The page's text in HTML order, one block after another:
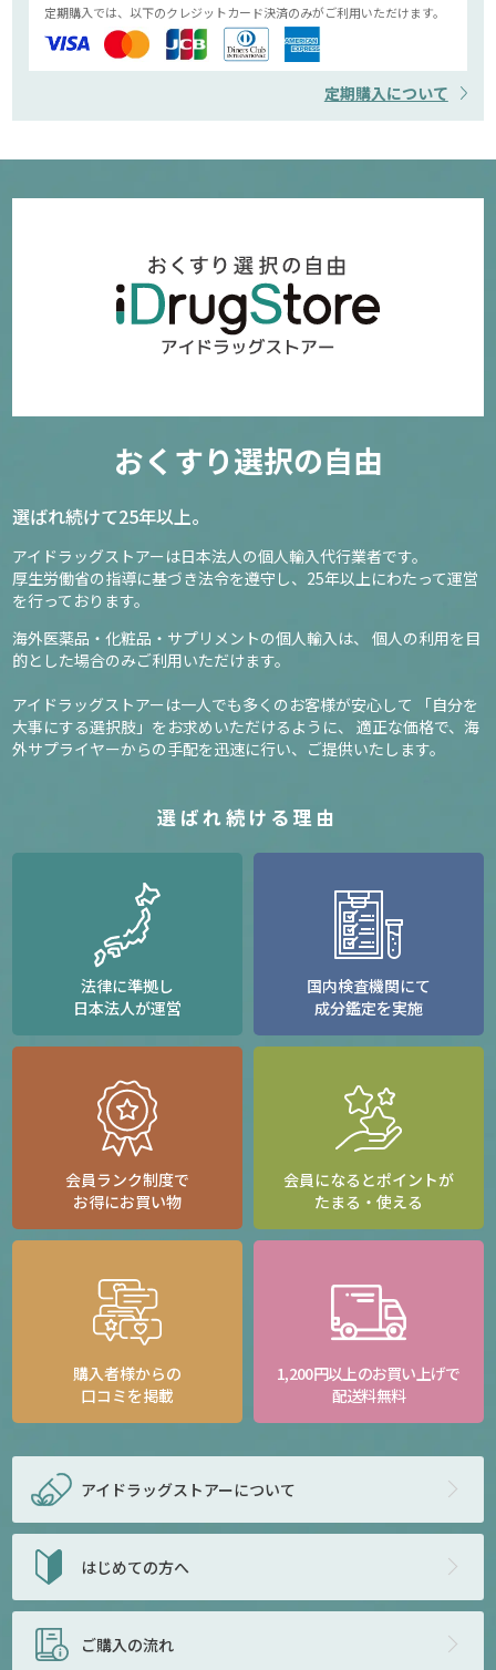
定期購入では、以下のクレジットカード決済のみがご利用いただけます。
定期購入について
おくすり選択の自由
選ばれ続けて25年以上。
アイドラッグストアーは日本法人の個人輸入代行業者です。
厚生労働省の指導に基づき法令を遵守し、 25年以上にわたって運営
を行っております。
海外医薬品・化粧品・サプリメントの個人輸入は、
個人の利用を目
的とした場合のみご利用いただけます。
アイドラッグストアーは一人でも多くのお客様が安心して
「自分を
大事にする選択肢」をお求めいただけるように、
適正な価格で、海
外サプライヤーからの手配を迅速に行い、ご提供いたします。
選ばれ続ける理由
法律に準拠し
日本法人が運営
国内検査機関にて
成分鑑定を実施
会員ランク制度で
お得にお買い物
会員になるとポイントが
たまる・使える
購入者様からの
口コミを掲載
1,200円以上のお買い上げで
配送料無料
アイドラッグストアーについて
はじめての方へ
ご購入の流れ